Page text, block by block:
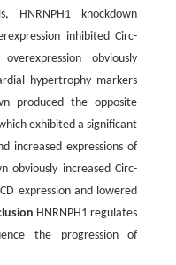
HNRNPH1 knockdown
inhibited Circ-
obviously
hypertrophy markers
produced the opposite
exhibited a significant
increased expressions of
obviously increased Circ-
expression and lowered
HNRNPH1 regulates
the progression of